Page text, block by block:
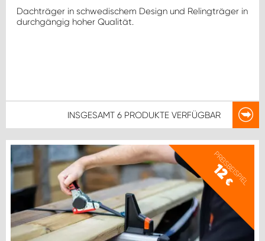
Dachträger in schwedischem Design und Relingträger in
durchgängig hoher Qualität.
INSGESAMT 6 PRODUKTE VERFÜGBAR
PREISBEISPIEL
12
€